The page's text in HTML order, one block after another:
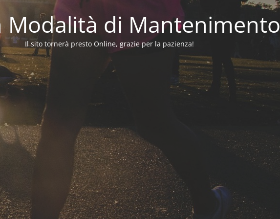
Modalità di Mantenimento
Il sito tornerà presto Online, grazie per la pazienza!